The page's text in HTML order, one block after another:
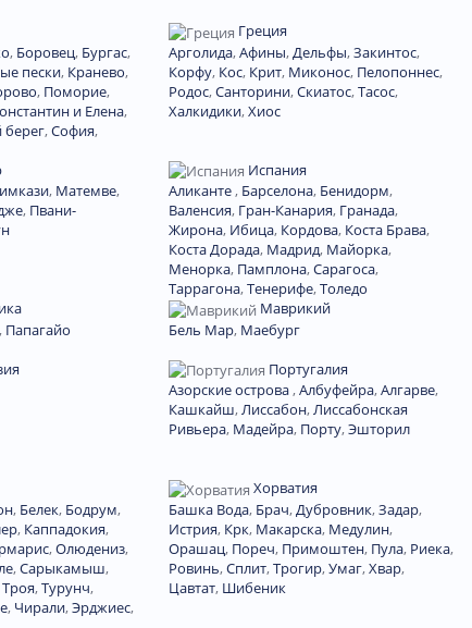
, Боровец, Бургас,
пески, Кранево,
, Поморие,
и Елена,
,София,
Греция
Арголида,Афины, Дельфы,Закинтос,
Корфу, Кос, Крит, Миконос, Пелопоннес,
Родос,Санторини,Скиатос,Тасос,
Халкидики,Хиос
, Матемве,
, Пвани-
Испания
Аликанте, Барселона, Бенидорм,
Валенсия, Гран-Канария, Гранада,
Жирона, Ибица, Кордова, Коста Брава,
Коста Дорада, Мадрид, Майорка,
Менорка, Памплона,Сарагоса,
Таррагона,Тенерифе,Толедо
Папагайо
Маврикий
Бель Мар, Маебург
Португалия
Азорские острова,Албуфейра,Алгарве,
Кашкайш,Лиссабон,Лиссабонская
Ривьера, Мадейра, Порту,Эшторил
, Белек, Бодрум,
, Каппадокия,
,Олюдениз,
,Сарыкамыш,
Троя,Турунч,
, Чирали,Эрджиес,
Хорватия
Башка Вода, Брач, Дубровник,Задар,
Истрия, Крк, Макарска, Медулин,
Орашац, Пореч, Примоштен, Пула, Риека,
Ровинь,Сплит,Трогир,Умаг,Хвар,
Цавтат, Шибеник